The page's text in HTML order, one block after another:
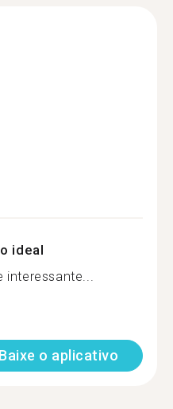
ideal
interessante...
Baixe o aplicativo